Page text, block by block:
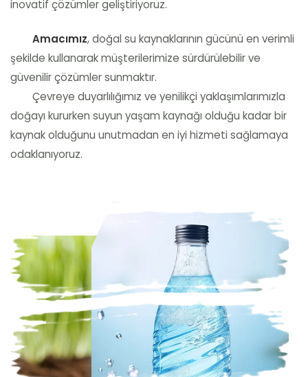
inovatif çözümler geliştiriyoruz.
Amacımız, doğal su kaynaklarının gücünü en verimli
şekilde kullanarak müşterilerimize sürdürülebilir ve
güvenilir çözümler sunmaktır.
Çevreye duyarlılığımız ve yenilikçi yaklaşımlarımızla
doğayı kururken suyun yaşam kaynağı olduğu kadar bir
kaynak olduğunu unutmadan en iyi hizmeti sağlamaya
odaklanıyoruz.